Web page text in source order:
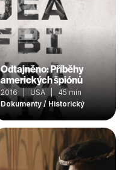
Odtajněno: Příběhy
amerických špiónů
2016 | USA | 45 min
Dokumenty / Historický